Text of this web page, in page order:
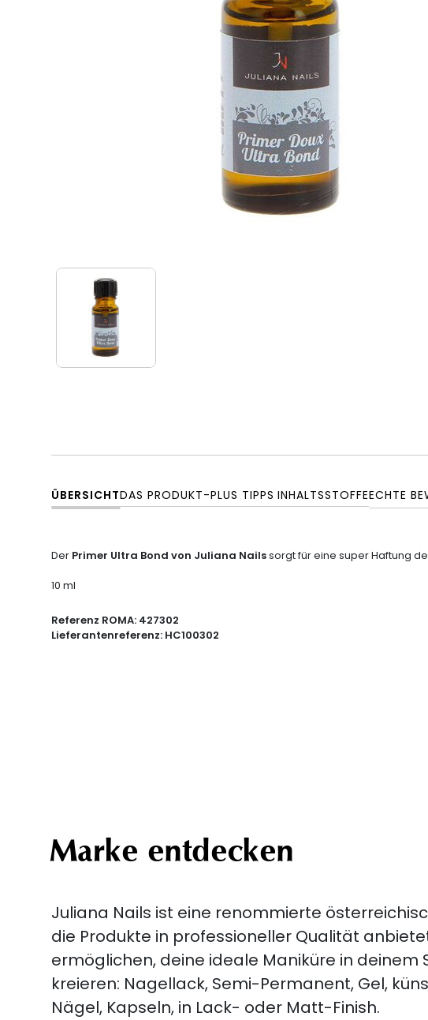
ÜBERSICHTDAS PRODUKT-PLUS TIPPS INHALTSSTOFFEECHTE
Der Primer Ultra Bond von Juliana Nailssorgt für eine super Haftung
10 ml
Referenz ROMA: 427302
Lieferantenreferenz: HC100302
Marke entdecken
Juliana Nails ist eine renommierte
die Produkte in professioneller Qualität
ermöglichen, deine ideale Maniküre in deinem
kreieren: Nagellack, Semi-Permanent, Gel,
Nägel, Kapseln, in Lack- oder Matt-Finish.